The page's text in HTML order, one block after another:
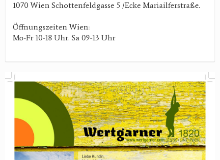
1070 Wien Schottenfeldgasse 5 /Ecke Mariailferstraße.
Öffnungszeiten Wien:
Mo-Fr 10-18 Uhr. Sa 09-13 Uhr